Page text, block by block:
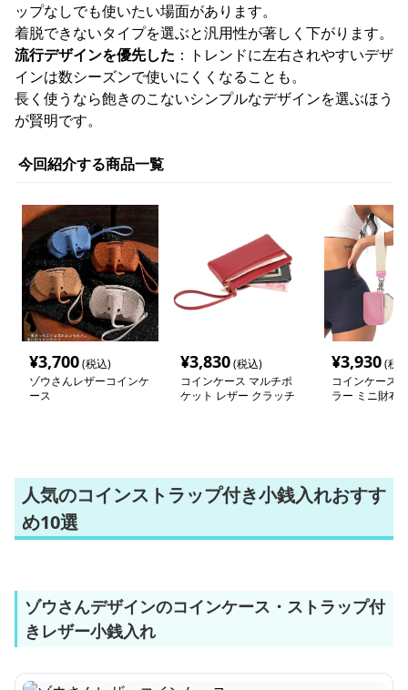
ップなしでも使いたい場面があります。
着脱できないタイプを選ぶと汎用性が著しく下がります。
流行デザインを優先した ：トレンドに左右されやすいデザ
インは数シーズンで使いにくくなることも。
長く使うなら飽きのこないシンプルなデザインを選ぶほう
が賢明です。
今回紹介する商品一覧
¥3,700(税込)
ゾウさんレザーコインケ
ース
¥3,830(税込)
コインケース マルチポ
ケット レザー クラッチ
¥3,930(税
コインケース
ラー ミニ財布
人気のコインストラップ付き小銭入れおすす
め10選
ゾウさんデザインのコインケース・ストラップ付
きレザー小銭入れ